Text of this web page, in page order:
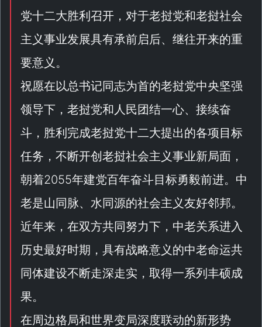
党十二大胜利召开，对于老挝党和老挝社会
主义事业发展具有承前启后、继往开来的重
要意义。
祝愿在以总书记同志为首的老挝党中央坚强
领导下，老挝党和人民团结一心、接续奋
斗，胜利完成老挝党十二大提出的各项目标
任务，不断开创老挝社会主义事业新局面，
朝着2055年建党百年奋斗目标勇毅前进。中
老是山同脉、水同源的社会主义友好邻邦。
近年来，在双方共同努力下，中老关系进入
历史最好时期，具有战略意义的中老命运共
同体建设不断走深走实，取得一系列丰硕成
果。
在周边格局和世界变局深度联动的新形势